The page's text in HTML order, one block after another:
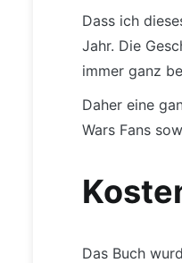
Dass ich
Jahr. Die
immer ganz
Daher eine
Wars Fans
Das Buch